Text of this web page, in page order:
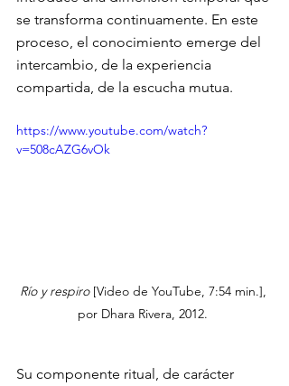
se transforma continuamente. En este
proceso, el conocimiento emerge del
intercambio, de la experiencia
compartida, de la escucha mutua.
https://www.youtube.com/watch?
v=508cAZG6vOk
Río y respiro [Video de YouTube, 7:54 min.],
por Dhara Rivera, 2012.
Su componente ritual, de carácter